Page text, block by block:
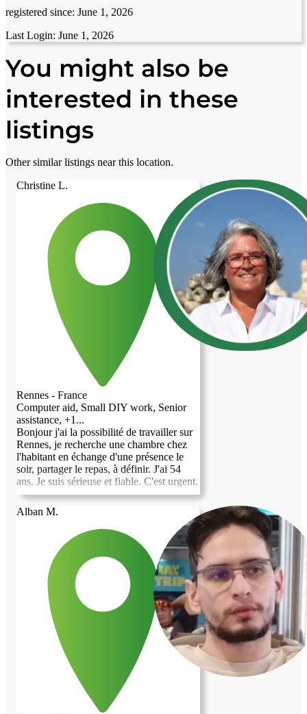
registered since: June 1, 2026
Last Login: June 1, 2026
You might also be
interested in these
listings
Other similar listings near this location.
Christine L.
Rennes - France
Computer aid, Small DIY work, Senior
assistance, +1...
Bonjour j'ai la possibilité de travailler sur
Rennes, je recherche une chambre chez
l'habitant en échange d'une présence le
soir, partager le repas, à définir. J'ai 54
ans. Je suis sérieuse et fiable. C'est urgent.
Alban M.